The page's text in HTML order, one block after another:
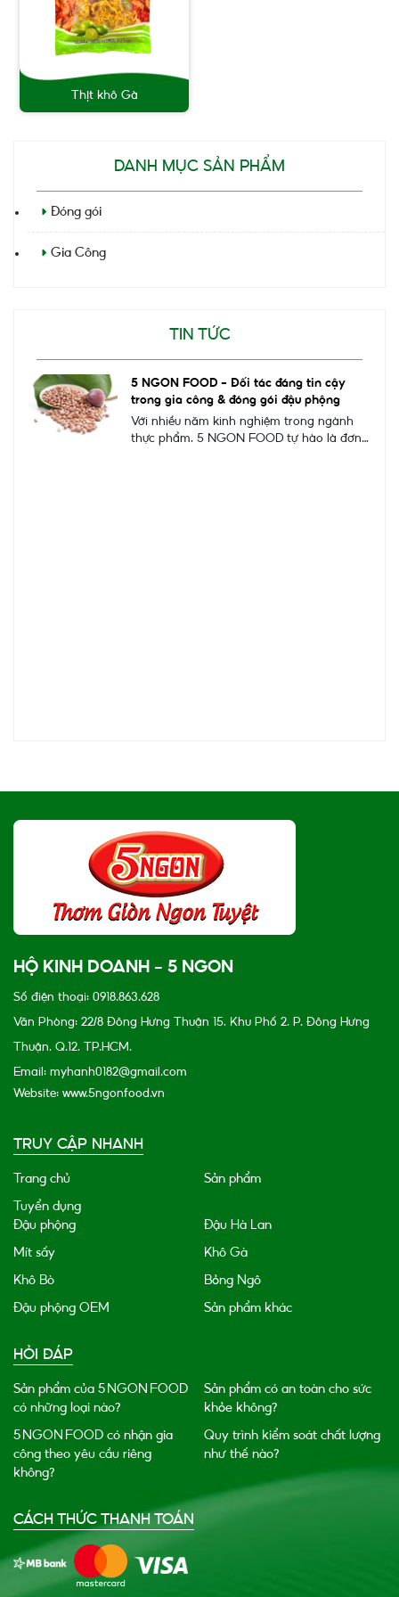
Thịt khô Gà
DANH MỤC SẢN PHẨM
Đóng gói
Gia Công
TIN TỨC
5 NGON FOOD – Đối tác đáng tin cậy
trong gia công & đóng gói đậu phộng
Với nhiều năm kinh nghiệm trong ngành
thực phẩm, 5 NGON FOOD tự hào là đơn
HỘ KINH DOANH - 5 NGON
Số điện thoại: 0918.863.628
Văn Phòng: 22/8 Đông Hưng Thuận 15, Khu Phố 2, P. Đông Hưng
Thuận, Q.12, TP.HCM.
Email: myhanh0182@gmail.com
Website: www.5ngonfood.vn
TRUY CẬP NHANH
Trang chủ Sản phẩm
Tuyển dụng
Đậu phộng
Đậu Hà Lan
Mít sấy Khô Gà
Khô Bò Bỏng Ngô
Đậu phộng OEM Sản phẩm khác
HỎI ĐÁP
Sản phẩm của 5 NGON FOOD
có những loại nào?
Sản phẩm có an toàn cho sức
khỏe không?
5 NGON FOOD có nhận gia
công theo yêu cầu riêng
không?
Quy trình kiểm soát chất lượng
như thế nào?
CÁCH THỨC THANH TOÁN